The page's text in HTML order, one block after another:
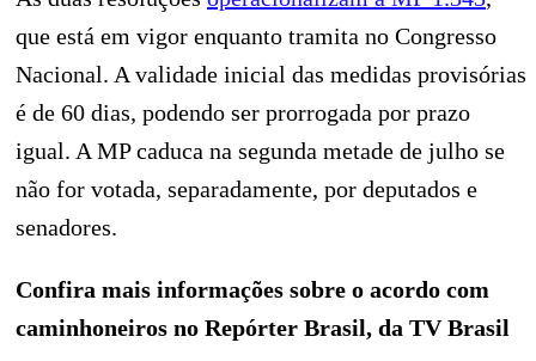
que está em vigor enquanto tramita no Congresso
Nacional. A validade inicial das medidas provisórias
é de 60 dias, podendo ser prorrogada por prazo
igual. A MP caduca na segunda metade de julho se
não for votada, separadamente, por deputados e
senadores.
Confira mais informações sobre o acordo com
caminhoneiros no Repórter Brasil, da TV Brasil